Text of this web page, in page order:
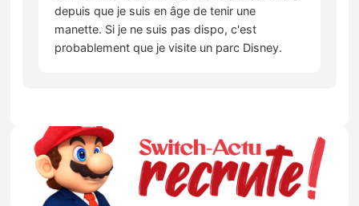
depuis que je suis en âge de tenir une
manette. Si je ne suis pas dispo, c'est
probablement que je visite un parc Disney.